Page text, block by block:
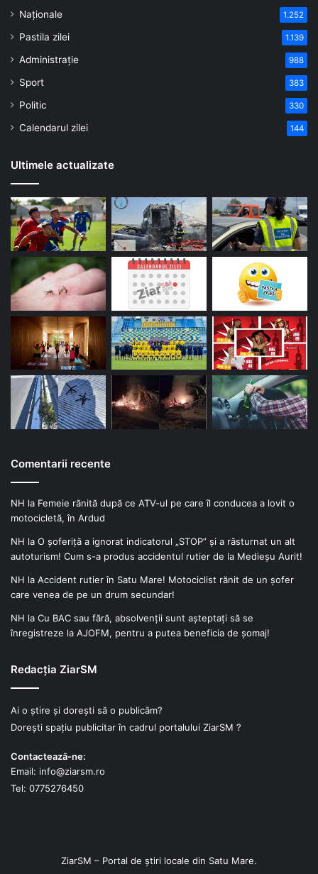
Naționale 1.252
Pastila zilei 1.139
Administrație 988
Sport 383
Politic 330
Calendarul zilei 144
Ultimele actualizate
Comentarii recente
NH la Femeie rănită după ce ATV-ul pe care îl conducea a lovit o
motocicletă, în Ardud
NH la O șoferiță a ignorat indicatorul „STOP” și a răsturnat un alt
autoturism! Cum s-a produs accidentul rutier de la Medieșu Aurit!
NH la Accident rutier în Satu Mare! Motociclist rănit de un șofer
care venea de pe un drum secundar!
NH la Cu BAC sau fără, absolvenții sunt așteptați să se
înregistreze la AJOFM, pentru a putea beneficia de șomaj!
Redacția ZiarSM
Ai o știre și dorești să o publicăm?
Dorești spațiu publicitar în cadrul portalului ZiarSM ?
Contactează-ne:
Email: info@ziarsm.ro
Tel: 0775276450
ZiarSM – Portal de știri locale din Satu Mare.